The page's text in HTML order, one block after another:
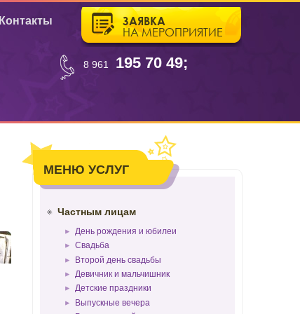
Контакты
ЗАЯВКА
НА МЕРОПРИЯТИЕ
8 961 195 70 49;
МЕНЮ УСЛУГ
Частным лицам
День рождения и юбилеи
Свадьба
Второй день свадьбы
Девичник и мальчишник
Детские праздники
Выпускные вечера